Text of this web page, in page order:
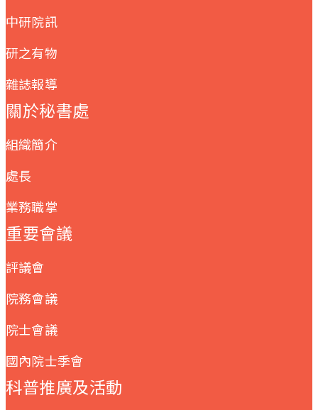
中研院訊
研之有物
雜誌報導
關於秘書處
組織簡介
處長
業務職掌
重要會議
評議會
院務會議
院士會議
國內院士季會
科普推廣及活動